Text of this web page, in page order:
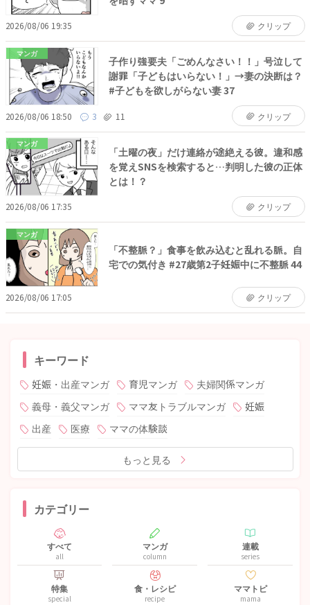
2026/08/06 19:35 クリップ
マンガ
子作り強要夫「ごめんなさい！！」号泣して
謝罪「子どもはいらない！」→妻の決断は？
#子どもを欲しがらない妻 37
2026/08/06 18:50 3 11 クリップ
マンガ
「土曜の夜」だけ連絡が途絶える彼。違和感
を覚えSNSを検索すると…判明した彼の正体
とは！？
2026/08/06 17:35 クリップ
マンガ
「不整脈？」食事を飲み込むと乱れる脈。自
宅での気付き #27歳第2子妊娠中に不整脈 44
2026/08/06 17:05 クリップ
キーワード
妊娠・出産マンガ 育児マンガ
夫婦関係マンガ
義母・義父マンガ
ママ友トラブルマンガ
妊娠
出産
医療 ママの体験談
もっと見る
カテゴリー
すべて
all
マンガ
column
連載
series
特集
special
食・レシピ
recipe
ママトピ
mama